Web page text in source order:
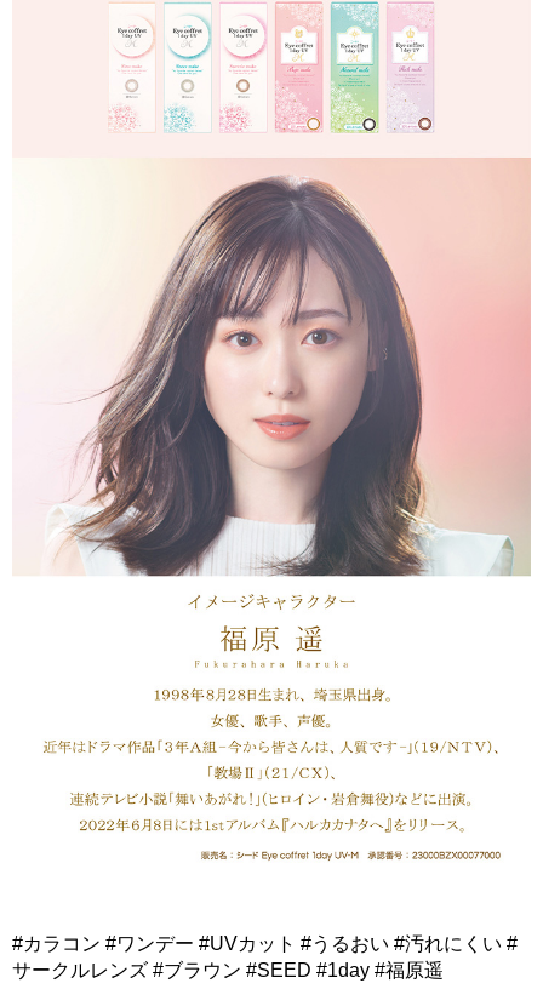
#カラコン #ワンデー #UVカット #うるおい #汚れにくい #
サークルレンズ #ブラウン #SEED #1day #福原遥